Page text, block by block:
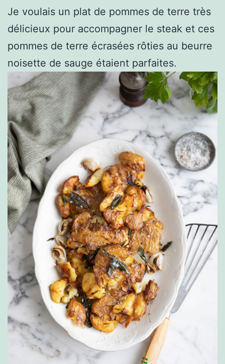
Je voulais un plat de pommes de terre très
délicieux pour accompagner le steak et ces
pommes de terre écrasées rôties au beurre
noisette de sauge étaient parfaites.